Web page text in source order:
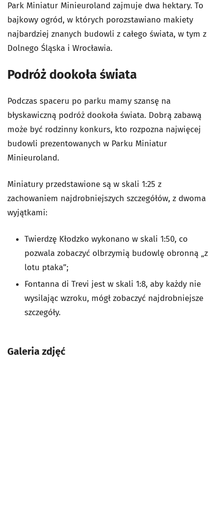
Park Miniatur Minieuroland zajmuje dwa hektary. To
bajkowy ogród, w których porozstawiano makiety
najbardziej znanych budowli z całego świata, w tym z
Dolnego Śląska i Wrocławia.
Podróż dookoła świata
Podczas spaceru po parku mamy szansę na
błyskawiczną podróż dookoła świata. Dobrą zabawą
może być rodzinny konkurs, kto rozpozna najwięcej
budowli prezentowanych w Parku Miniatur
Minieuroland.
Miniatury przedstawione są w skali 1:25 z
zachowaniem najdrobniejszych szczegółów, z dwoma
wyjątkami:
Twierdzę Kłodzko wykonano w skali 1:50, co
pozwala zobaczyć olbrzymią budowlę obronną „z
lotu ptaka”;
Fontanna di Trevi jest w skali 1:8, aby każdy nie
wysilając wzroku, mógł zobaczyć najdrobniejsze
szczegóły.
Galeria zdjęć